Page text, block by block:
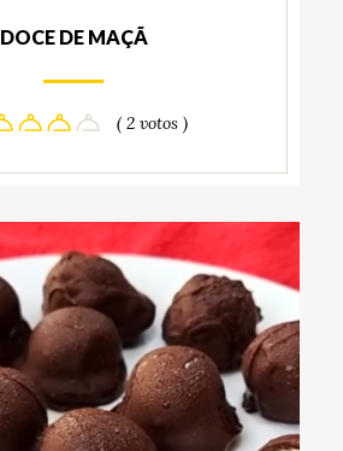
DOCE DE MAÇÃ
( 2 votos )